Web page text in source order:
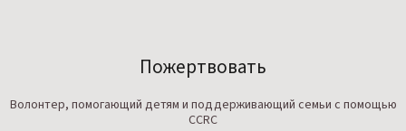
Пожертвовать
Волонтер, помогающий детям и поддерживающий семьи с помощью
CCRC